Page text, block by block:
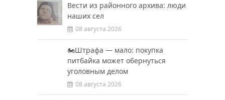
Вести из районного архива: люди
наших сел
08 августа 2026
🏍️Штрафа — мало: покупка
питбайка может обернуться
уголовным делом
08 августа 2026